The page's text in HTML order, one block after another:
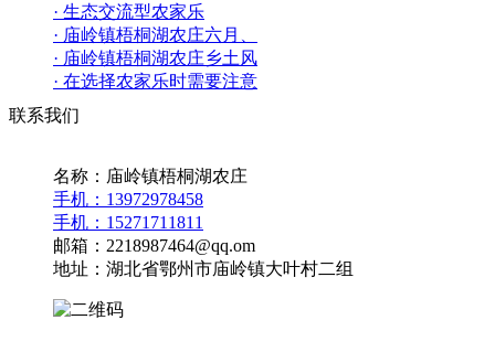
· 生态交流型农家乐
· 庙岭镇梧桐湖农庄六月、
· 庙岭镇梧桐湖农庄乡土风
· 在选择农家乐时需要注意
联系我们
名称：庙岭镇梧桐湖农庄
手机：13972978458
手机：15271711811
邮箱：2218987464@qq.om
地址：湖北省鄂州市庙岭镇大叶村二组